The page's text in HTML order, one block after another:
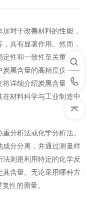
对于改善材料的性能，
具有显著作用。然而，
性和一致性至关重要。
炭黑含量的高精度仪器，
详细介绍炭黑含量测试
材料科学与工业制造中
分析法或化学分析法。
成分分离，并通过测量样
则是利用特定的化学反
其含量。无论采用哪种方
性的测量。